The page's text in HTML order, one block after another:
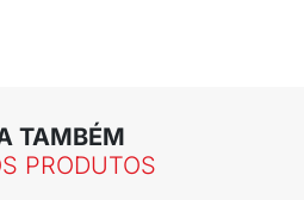
TAMBÉM
PRODUTOS